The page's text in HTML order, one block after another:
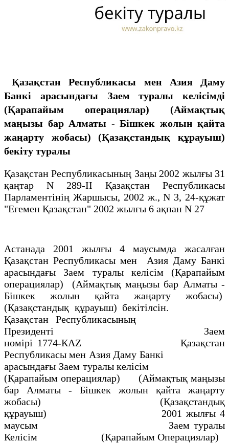
Қазақстан Республикасы мен Азия Даму
Банкі арасындағы Заем туралы келісімді
(Қарапайым операциялар) (Аймақтық
маңызы бар Алматы - Бішкек жолын қайта
жаңарту жобасы) (Қазақстандық құрауыш)
бекіту туралы
Қазақстан Республикасының Заңы 2002 жылғы 31
қаңтар N 289-ІІ Қазақстан Республикасы
Парламентінің Жаршысы, 2002 ж., N 3, 24-құжат
"Егемен Қазақстан" 2002 жылғы 6 ақпан N 27
Астанада 2001 жылғы 4 маусымда жасалған
Қазақстан Республикасы мен Азия Даму Банкі
арасындағы Заем туралы келісім (Қарапайым
операциялар) (Аймақтық маңызы бар Алматы -
Бішкек жолын қайта жаңарту жобасы)
(Қазақстандық құрауыш) бекітілсін.
Қазақстан Республикасының
Президенті Заем
нөмірі 1774-КАZ Қазақстан
Республикасы мен Азия Даму Банкі
арасындағы Заем туралы келісім
(Қарапайым операциялар) (Аймақтық маңызы
бар Алматы - Бішкек жолын қайта жаңарту
жобасы) (Қазақстандық
құрауыш) 2001 жылғы 4
маусым Заем туралы
Келісім (Қарапайым Операциялар)